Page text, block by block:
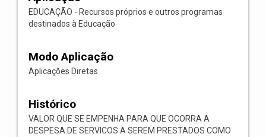
EDUCAÇÃO - Recursos próprios e outros programas
destinados à Educação
Modo Aplicação
Aplicações Diretas
Histórico
VALOR QUE SE EMPENHA PARA QUE OCORRA A
DESPESA DE SERVICOS A SEREM PRESTADOS COMO